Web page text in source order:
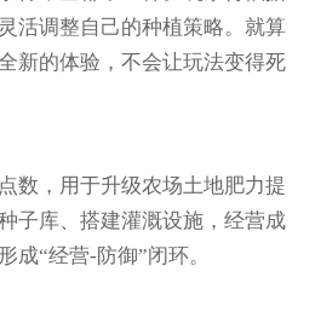
活调整自己的种植策略。就算
新的体验，不会让玩法变得死
数，用于升级农场土地肥力提
子库、搭建灌溉设施，经营成
成“经营-防御”闭环。